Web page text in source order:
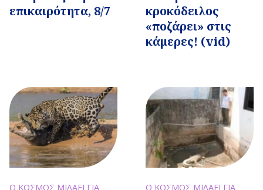
επικαιρότητα, 8/7
κροκόδειλος
«ποζάρει» στις
κάμερες! (vid)
Ο ΚΟΣΜΟΣ ΜΙΛΑΕΙ ΓΙΑ Ο ΚΟΣΜΟΣ ΜΙΛΑΕΙ ΓΙΑ